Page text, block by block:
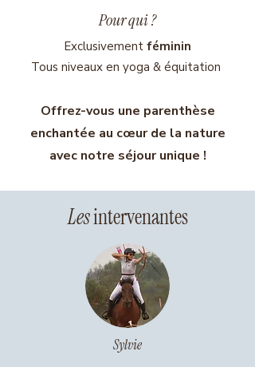
Pour qui ?
Exclusivement féminin
Tous niveaux en yoga & équitation
Offrez-vous une parenthèse
enchantée au cœur de la nature
avec notre séjour unique !
Lesintervenantes
Sylvie